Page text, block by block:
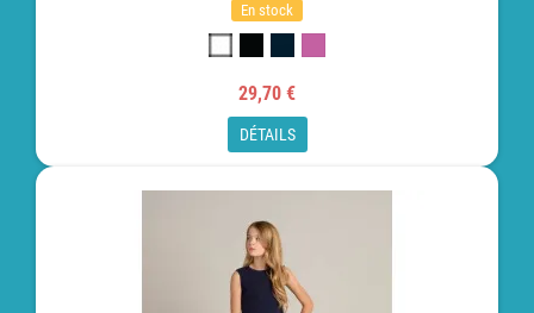
En stock
29,70 €
DÉTAILS